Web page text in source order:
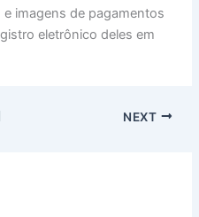
imagens de pagamentos
eletrônico deles em
NEXT